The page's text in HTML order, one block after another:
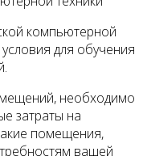
компьютерной
для обучения
необходимо
затраты на
помещения,
вашей